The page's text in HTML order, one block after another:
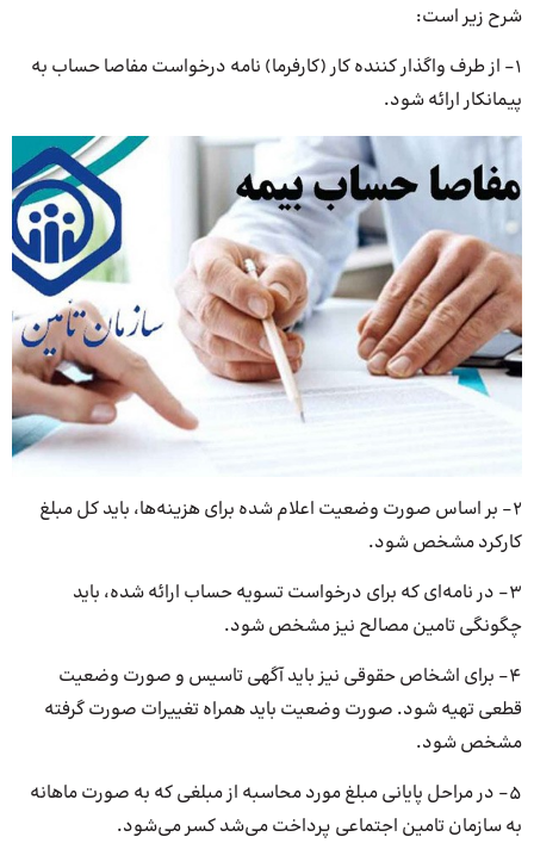
شرح زیر است:
1- از طرف واگذار کننده کار (کارفرما) نامه درخواست مفاصا حساب به
پیمانکار ارائه شود.
2- بر اساس صورت وضعیت اعلام شده برای هزینه‌ها، باید کل مبلغ
کارکرد مشخص شود.
3- در نامه‌ای که برای درخواست تسویه حساب ارائه شده، باید
چگونگی تامین مصالح نیز مشخص شود.
4- برای اشخاص حقوقی نیز باید آگهی تاسیس و صورت وضعیت
قطعی تهیه شود. صورت وضعیت باید همراه تغییرات صورت گرفته
مشخص شود.
5- در مراحل پایانی مبلغ مورد محاسبه از مبلغی که به صورت ماهانه
به سازمان تامین اجتماعی پرداخت می‌شد کسر می‌شود.